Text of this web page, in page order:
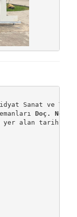
Sanat ve
Doç. Nesrin
yer alan tarihi